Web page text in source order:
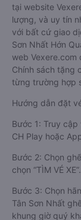
tại website
lượng, và uy tín
với bất cứ giao
Sơn Nhất Hớn
web
Chính sách tặng
từng trường hợp
Hướng dẫn đặt
Bước 1: Truy
CH Play hoặc
Bước 2: Chọn
chọn “TÌM VÉ XE”.
Bước 3: Chọn
Tân Sơn Nhất
khung giờ quý